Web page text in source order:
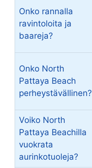
Onko rannalla
ravintoloita ja
baareja?
Onko North
Pattaya Beach
perheystävällinen?
Voiko North
Pattaya Beachilla
vuokrata
aurinkotuoleja?